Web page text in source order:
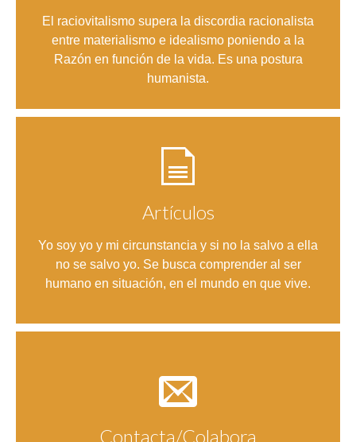
El raciovitalismo supera la discordia racionalista
entre materialismo e idealismo poniendo a la
Razón en función de la vida. Es una postura
humanista.
Artículos
Yo soy yo y mi circunstancia y si no la salvo a ella
no se salvo yo. Se busca comprender al ser
humano en situación, en el mundo en que vive.
Contacta/Colabora